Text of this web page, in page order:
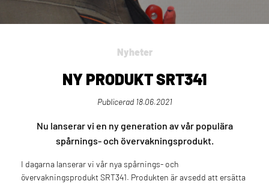
Nyheter
NY PRODUKT SRT341
Publicerad 18.06.2021
Nu lanserar vi en ny generation av vår populära
spårnings- och övervakningsprodukt.
I dagarna lanserar vi vår nya spårnings- och
övervakningsprodukt SRT341. Produkten är avsedd att ersätta